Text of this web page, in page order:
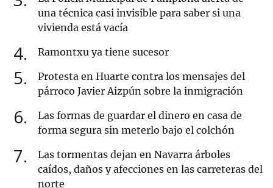
una técnica casi invisible para saber si una
vivienda está vacía
4 Ramontxu ya tiene sucesor
5
Protesta en Huarte contra los mensajes del
párroco Javier Aizpún sobre la inmigración
6
Las formas de guardar el dinero en casa de
forma segura sin meterlo bajo el colchón
7
Las tormentas dejan en Navarra árboles
caídos, daños y afecciones en las carreteras del
norte